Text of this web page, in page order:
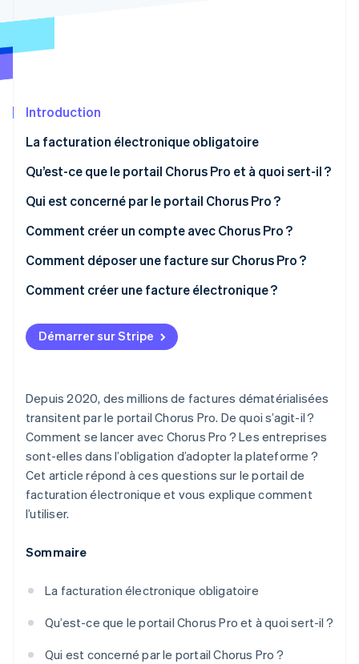
Prévention de la fraude
Climate
Vérification de l'identité
Stripe Sessions 2026
Regarder la vidéo
Introduction
La facturation électronique obligatoire
Qu’est-ce que le portail Chorus Pro et à quoi sert-il ?
Qui est concerné par le portail Chorus Pro ?
Comment créer un compte avec Chorus Pro ?
Comment déposer une facture sur Chorus Pro ?
Comment créer une facture électronique ?
Démarrer sur Stripe
Depuis 2020, des millions de factures dématérialisées
transitent par le portail Chorus Pro. De quoi s’agit-il ?
Comment se lancer avec Chorus Pro ? Les entreprises
sont-elles dans l’obligation d’adopter la plateforme ?
Cet article répond à ces questions sur le portail de
facturation électronique et vous explique comment
l’utiliser.
Sommaire
La facturation électronique obligatoire
Qu’est-ce que le portail Chorus Pro et à quoi sert-il ?
Qui est concerné par le portail Chorus Pro ?